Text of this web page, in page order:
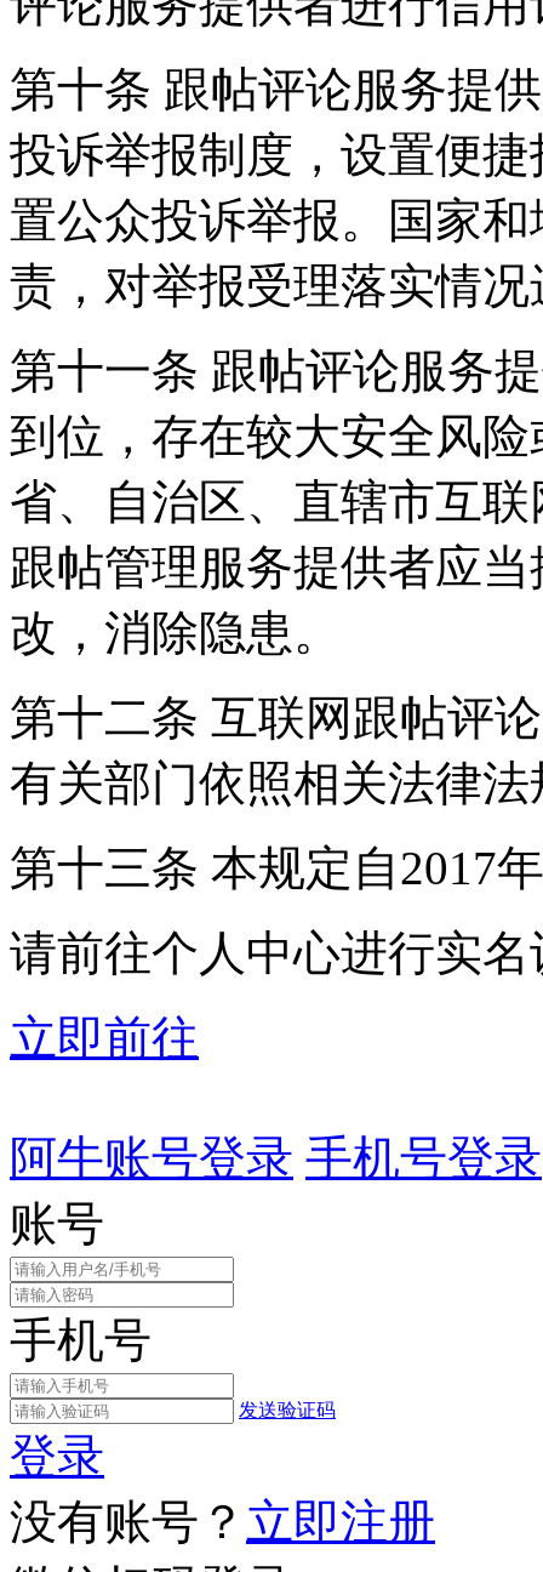
第十条 跟帖评论服务提
投诉举报制度，设置便
置公众投诉举报。国家
责，对举报受理落实情
第十一条 跟帖评论服务
到位，存在较大安全风
省、自治区、直辖市互
跟帖管理服务提供者应
改，消除隐患。
第十二条 互联网跟帖评
有关部门依照相关法律
第十三条 本规定自2017
请前往个人中心进行实名
立即前往
阿牛账号登录 手机号登录
账号
手机号
发送验证码
登录
没有账号？ 立即注册